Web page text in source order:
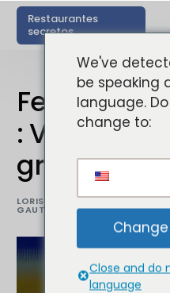
Restaurantes
secretos
Festival
: Vivez la K-
LORIS
GAUTIER
16 MAYO
2025
We've
be speaking
language.
change to:
Close and do
language